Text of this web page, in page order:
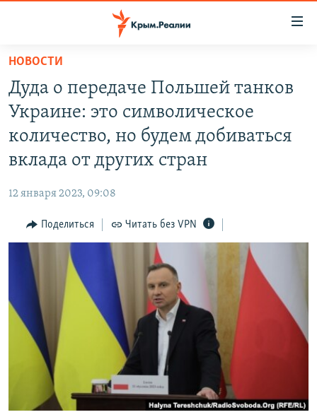
Вернуться
основному
содержанию
Вернутся
главной
Вернутся
поиску
СПЕЦПРОЕКТЫ
ВОДА
ИНТЕРАКТИВ
ИНФОГРАФИКА
ТЕЛЕПРОЕКТ КРЫМ.РЕАЛИИ
СОВЕТЫ ПРАВОЗАЩИТНИКОВ
ПРОПАВШИЕ БЕЗ ВЕСТИ
ПОБЕДИТЕЛЕЙ НЕ СУДЯТ?
КРЫМ.НЕПОКОРЕННЫЙ
ELIFBE
УКРАИНСКАЯ ПРОБЛЕМА КРЫМА
РАДІО СВОБОДА
КАК ОБОЙТИ БЛОКИРОВКУ
Українською
Qırımtatar
ПРИСОЕДИНЯЙТЕСЬ!
НОВОСТИ
Дуда о передаче Польшей танков
Украине: это символическое
количество, но будем добиваться
вклада от других стран
12 января 2023, 09:08
Поделиться Читать без VPN